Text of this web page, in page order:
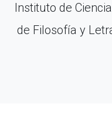
Instituto de
de Filosofía y